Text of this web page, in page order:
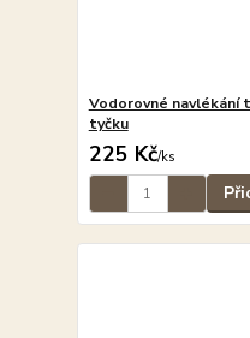
Vodorovné navlékání
tyčku
225 Kč/ks